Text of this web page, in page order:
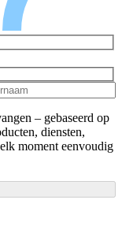
– gebaseerd op
diensten,
moment eenvoudig